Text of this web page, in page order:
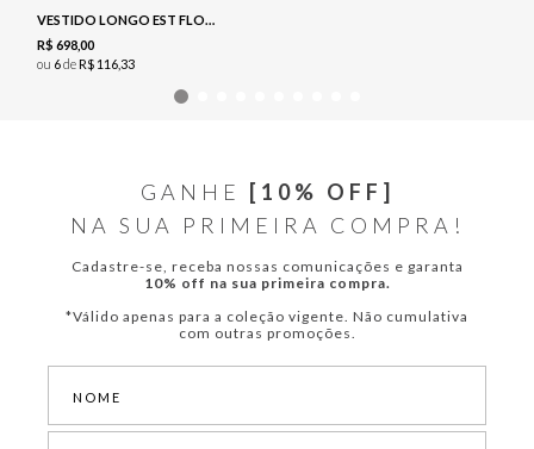
VESTIDO LONGO EST FLORAL - NAVY
R$ 69800
ou 6deR$ 11633
GANHE
[10% OFF]
NA SUA PRIMEIRA COMPRA!
Cadastre-se, receba nossas comunicações e garanta
10% off na sua primeira compra.
*Válido apenas para a coleção vigente. Não cumulativa
com outras promoções.